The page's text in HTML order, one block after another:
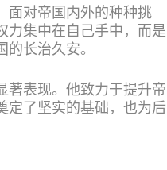
面对帝国内外的种种挑
力集中在自己手中，而是
长治久安。
著表现。他致力于提升帝
定了坚实的基础，也为后